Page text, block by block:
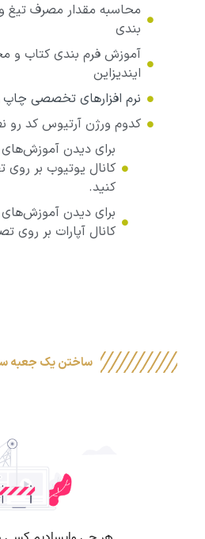
محاسبه مقدار مصرف تیغ
بندی
آموزش فرم بندی کتاب و
ایندیزاین
نرم افزارهای تخصصی
کدوم ورژن آرتیوس کد رو
برای دیدن
کانال یوتیوب بر روی
کنید.
برای دیدن
کانال آپارات بر روی
ساختن یک جعبه